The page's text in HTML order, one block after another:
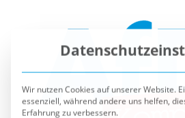
Wir nutzen Cookies auf unserer Website.
Erfahrung zu verbessern.
Wenn Sie unter 16 Jahre alt sind und Ihre